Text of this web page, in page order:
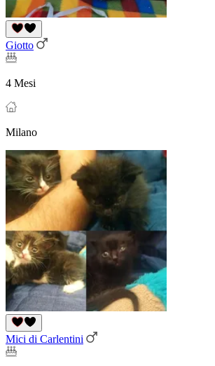
Giotto
4 Mesi
Milano
Mici di Carlentini